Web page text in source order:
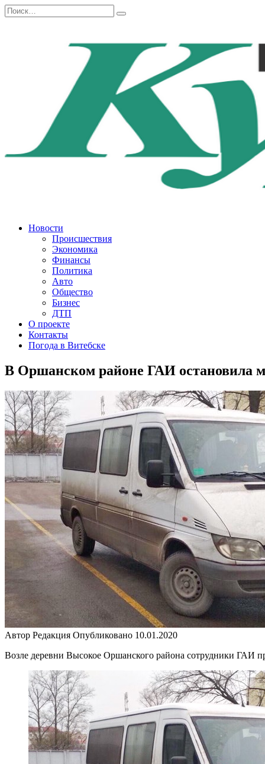
Перейти
к
Search
for:
Новости
Происшествия
Экономика
Финансы
Политика
Авто
Общество
Бизнес
ДТП
О проекте
Контакты
Погода в Витебске
В Оршанском районе ГАИ остановила
Автор Редакция Опубликовано 10.01.2020
Возле деревни Высокое Оршанского района сотрудники ГАИ